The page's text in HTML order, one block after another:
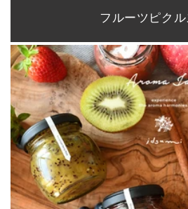
フルーツピクル